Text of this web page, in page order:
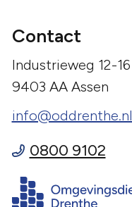
Contact
Industrieweg 12-16
9403 AA Assen
info@oddrenthe.nl
0800 9102